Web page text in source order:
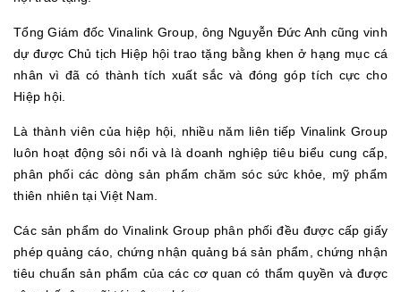
Tổng Giám đốc Vinalink Group, ông Nguyễn Đức Anh cũng vinh
dự được Chủ tịch Hiệp hội trao tặng bằng khen ở hạng mục cá
nhân vì đã có thành tích xuất sắc và đóng góp tích cực cho
Hiệp hội.
Là thành viên của hiệp hội, nhiều năm liên tiếp Vinalink Group
luôn hoạt động sôi nổi và là doanh nghiệp tiêu biểu cung cấp,
phân phối các dòng sản phẩm chăm sóc sức khỏe, mỹ phẩm
thiên nhiên tại Việt Nam.
Các sản phẩm do Vinalink Group phân phối đều được cấp giấy
phép quảng cáo, chứng nhận quảng bá sản phẩm, chứng nhận
tiêu chuẩn sản phẩm của các cơ quan có thẩm quyền và được